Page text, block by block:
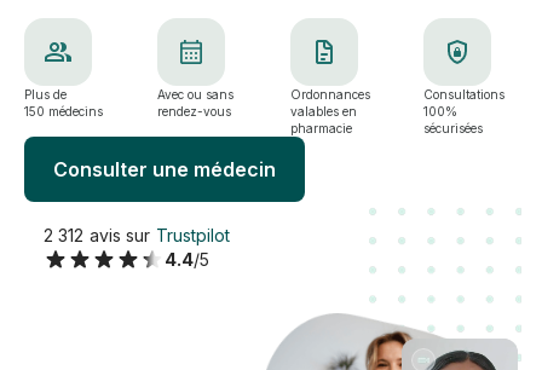
Plus de
150 médecins
Avec ou sans
rendez-vous
Ordonnances
valables en
pharmacie
Consultations
100%
sécurisées
Consulter une médecin
2 312 avis sur Trustpilot
4.4/5